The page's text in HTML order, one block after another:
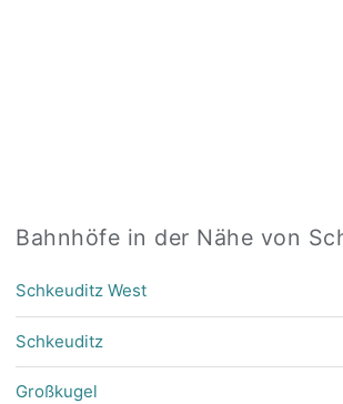
Bahnhöfe in der Nähe von
Schkeuditz West
Schkeuditz
Großkugel